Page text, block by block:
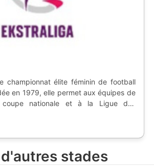
championnat élite féminin de football
en 1979, elle permet aux équipes de
nationale et à la Ligue des
stades